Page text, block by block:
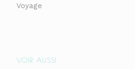
Voyage
VOIR AUSSI